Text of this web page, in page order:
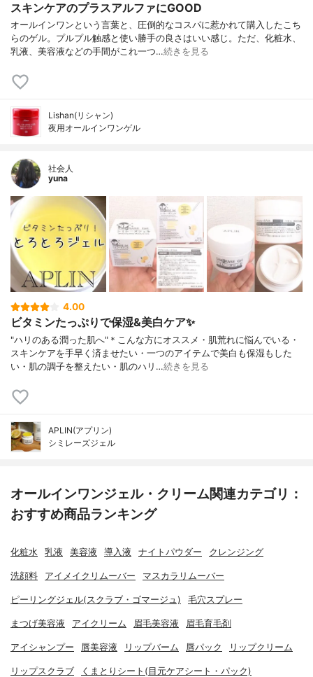
スキンケアのプラスアルファにGOOD
オールインワンという言葉と、圧倒的なコスパに惹かれて購入したこち
らのゲル。プルプル触感と使い勝手の良さはいい感じ。ただ、化粧水、
乳液、美容液などの手間がこれ一つ…続きを見る
Lishan(リシャン)
夜用オールインワンゲル
社会人
yuna
4.00
ビタミンたっぷりで保湿&美白ケア✨
"ハリのある潤った肌へ"＊こんな方にオススメ・肌荒れに悩んでいる・
スキンケアを手早く済ませたい・一つのアイテムで美白も保湿もした
い・肌の調子を整えたい・肌のハリ…続きを見る
APLIN(アプリン)
シミレーズジェル
オールインワンジェル・クリーム関連カテゴリ：
おすすめ商品ランキング
化粧水 乳液 美容液 導入液 ナイトパウダー クレンジング
洗顔料 アイメイクリムーバー マスカラリムーバー
ピーリングジェル(スクラブ・ゴマージュ) 毛穴スプレー
まつげ美容液 アイクリーム 眉毛美容液 眉毛育毛剤
アイシャンプー 唇美容液 リップバーム 唇パック リップクリーム
リップスクラブ くまとりシート(目元ケアシート・パック)